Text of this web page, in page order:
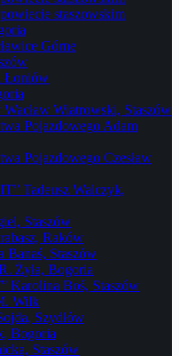
staszowskim
Górne
Łoniów
Wiatrowski, Staszów
Pojazdowego Adam
Pojazdowego Czesław
Tadeusz Walczyk,
Staszów
Raków
Banaś, Staszów
Żyła, Bogoria
Karolina Boś, Staszów
Wilk
Szydłów
Bogoria
Staszów